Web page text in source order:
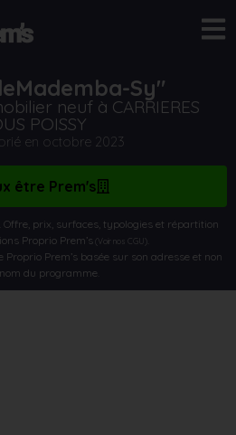
Sy"
neuf à CARRIERES
POISSY
en octobre 2023
être Prem's
prix, surfaces, typologies et répartition
Proprio Prem’s(Voir nos CGU)
Prem’s basée sur son adresse et non
du programme.